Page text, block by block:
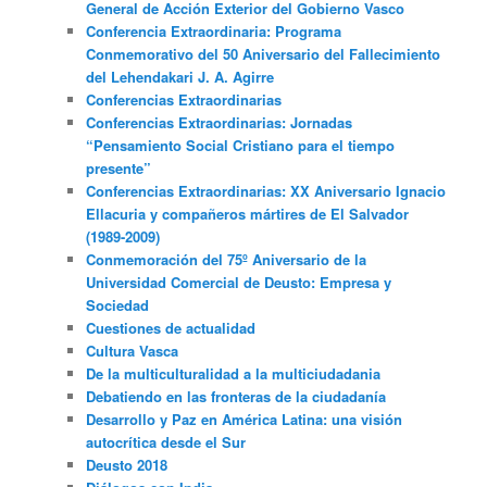
General de Acción Exterior del Gobierno Vasco
Conferencia Extraordinaria: Programa
Conmemorativo del 50 Aniversario del Fallecimiento
del Lehendakari J. A. Agirre
Conferencias Extraordinarias
Conferencias Extraordinarias: Jornadas
“Pensamiento Social Cristiano para el tiempo
presente”
Conferencias Extraordinarias: XX Aniversario Ignacio
Ellacuria y compañeros mártires de El Salvador
(1989-2009)
Conmemoración del 75º Aniversario de la
Universidad Comercial de Deusto: Empresa y
Sociedad
Cuestiones de actualidad
Cultura Vasca
De la multiculturalidad a la multiciudadania
Debatiendo en las fronteras de la ciudadanía
Desarrollo y Paz en América Latina: una visión
autocrítica desde el Sur
Deusto 2018